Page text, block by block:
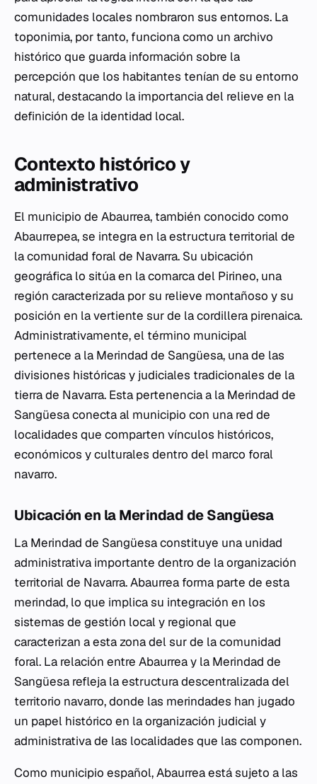
comunidades locales nombraron sus entornos. La
toponimia, por tanto, funciona como un archivo
histórico que guarda información sobre la
percepción que los habitantes tenían de su entorno
natural, destacando la importancia del relieve en la
definición de la identidad local.
Contexto histórico y
administrativo
El municipio de Abaurrea, también conocido como
Abaurrepea, se integra en la estructura territorial de
la comunidad foral de Navarra. Su ubicación
geográfica lo sitúa en la comarca del Pirineo, una
región caracterizada por su relieve montañoso y su
posición en la vertiente sur de la cordillera pirenaica.
Administrativamente, el término municipal
pertenece a la Merindad de Sangüesa, una de las
divisiones históricas y judiciales tradicionales de la
tierra de Navarra. Esta pertenencia a la Merindad de
Sangüesa conecta al municipio con una red de
localidades que comparten vínculos históricos,
económicos y culturales dentro del marco foral
navarro.
Ubicación en la Merindad de Sangüesa
La Merindad de Sangüesa constituye una unidad
administrativa importante dentro de la organización
territorial de Navarra. Abaurrea forma parte de esta
merindad, lo que implica su integración en los
sistemas de gestión local y regional que
caracterizan a esta zona del sur de la comunidad
foral. La relación entre Abaurrea y la Merindad de
Sangüesa refleja la estructura descentralizada del
territorio navarro, donde las merindades han jugado
un papel histórico en la organización judicial y
administrativa de las localidades que las componen.
Como municipio español, Abaurrea está sujeto a las